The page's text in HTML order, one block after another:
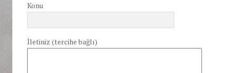
Konu
İletiniz (tercihe bağlı)